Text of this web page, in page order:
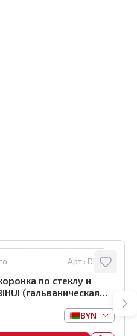
Арт.: DBW25
по стеклу и
(гальваническая
BYN